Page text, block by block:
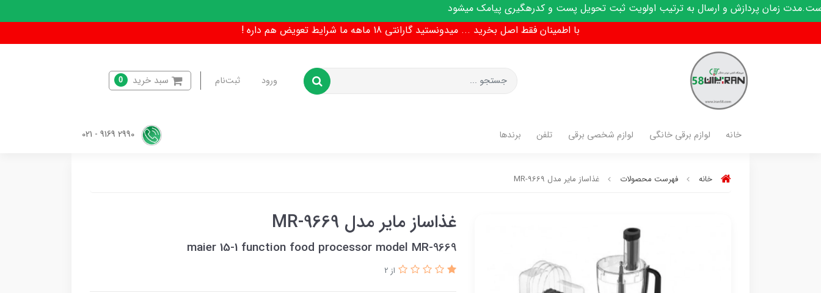
و ارسال به ترتیب اولویت ثبت تحویل پست و کدرهگیری پیامک میشود
با اطمینان فقط اصل بخرید ... میدونستید گارانتی 18 ماهه ما شرایط تعویض هم داره !
ورود ثبت‌نام سبد خرید 0
خانه لوازم برقی خانگی لوازم شخصی برقی تلفن برندها
خانه فهرست محصولات غذاساز مایر مدل MR-9669
غذاساز مایر مدل MR-9669
maier 15-1 function food processor model MR-9669
از 2